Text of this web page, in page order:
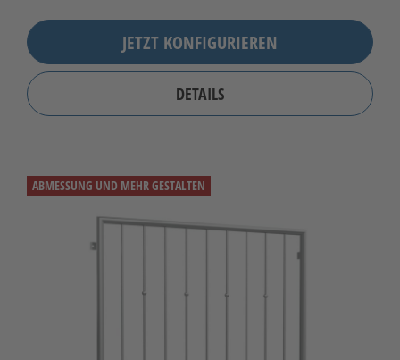
JETZT KONFIGURIEREN
DETAILS
ABMESSUNG UND MEHR GESTALTEN